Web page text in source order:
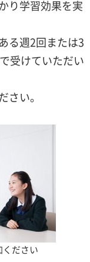
り学習効果を実
る週2回または3
受けていただい
さい。
ください